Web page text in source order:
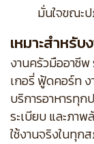
มั่นใจขณะ
เหมาะสำหรับ
งานครัวมืออาชีพ
เกอรี่ ฟู้ดคอร์ท ง
บริการอาหารทุก
ระเบียบ และภา
ใช้งานจริงในทุก